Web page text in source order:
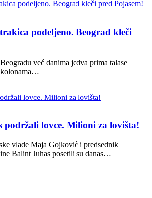
podeljeno. Beograd kleči
već danima jedva prima talase
podržali lovce. Milioni za lovišta!
vlade Maja Gojković i predsednik
Balint Juhas posetili su danas…